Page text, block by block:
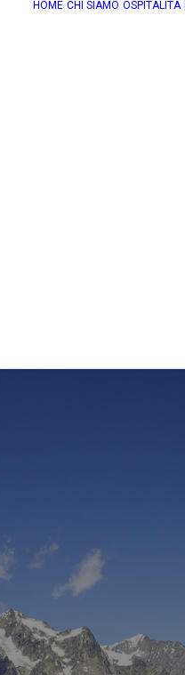
HOME CHI SIAMO OSPITALITÀ